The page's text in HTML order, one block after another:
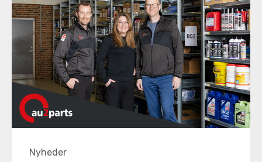
Nyheder